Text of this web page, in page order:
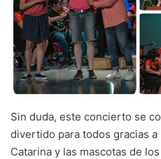
Sin duda, este concierto se
divertido para todos gracias a
Catarina y las mascotas de